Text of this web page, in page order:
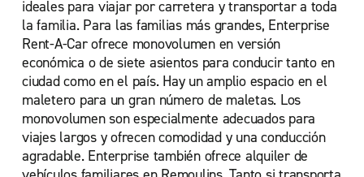
ideales para viajar por carretera y transportar a toda
la familia. Para las familias más grandes, Enterprise
Rent-A-Car ofrece monovolumen en versión
económica o de siete asientos para conducir tanto en
ciudad como en el país. Hay un amplio espacio en el
maletero para un gran número de maletas. Los
monovolumen son especialmente adecuados para
viajes largos y ofrecen comodidad y una conducción
agradable. Enterprise también ofrece alquiler de